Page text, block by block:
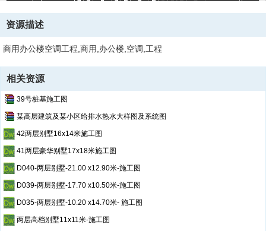
资源描述
商用办公楼空调工程,商用,办公楼,空调,工程
相关资源
39号桩基施工图
某高层建筑及某小区给排水热水大样图及系统图
42两层别墅16x14米施工图
41两层豪华别墅17x18米施工图
D040-两层别墅-21.00 x12.90米-施工图
D039-两层别墅-17.70 x10.50米-施工图
D035-两层别墅-10.20 x14.70米- 施工图
两层高档别墅11x11米-施工图